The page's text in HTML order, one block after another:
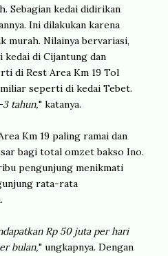
Sebagian kedai didirikan
Ini dilakukan karena
murah. Nilainya bervariasi,
di Cijantung dan
di Rest Area Km 19 Tol
seperti di kedai Tebet.
tahun," katanya.
Km 19 paling ramai dan
bagi total omzet bakso Ino.
pengunjung menikmati
rata-rata
Rp 50 juta per hari
bulan," ungkapnya. Dengan